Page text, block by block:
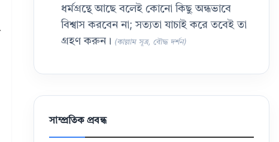
ধর্মগ্রন্থে আছে বলেই কোনো কিছু অন্ধভাবে
বিশ্বাস করবেন না; সত্যতা যাচাই করে তবেই তা
গ্রহণ করুন। (কাল্লাম সূত্র, বৌদ্ধ দর্শন)
সাম্প্রতিক প্রবন্ধ